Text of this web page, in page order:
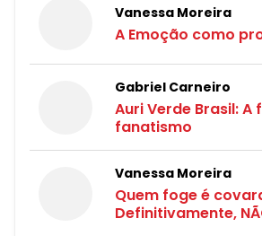
Vanessa Moreira
A Emoção como
Gabriel Carneiro
Auri Verde Brasil:
fanatismo
Vanessa Moreira
Quem foge é
Definitivamente,